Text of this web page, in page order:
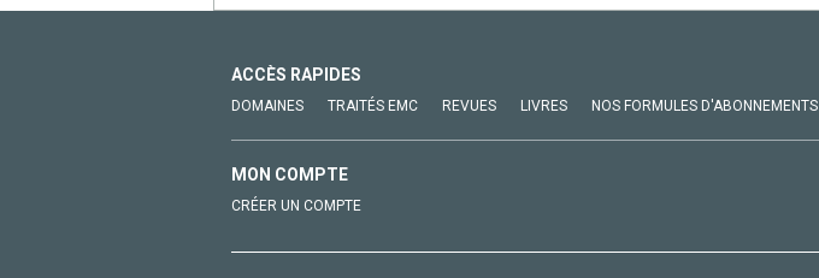
ACCÈS RAPIDES
DOMAINES TRAITÉS EMC REVUES LIVRES NOS FORMULES D'ABONNEMENTS
MON COMPTE
CRÉER UN COMPTE